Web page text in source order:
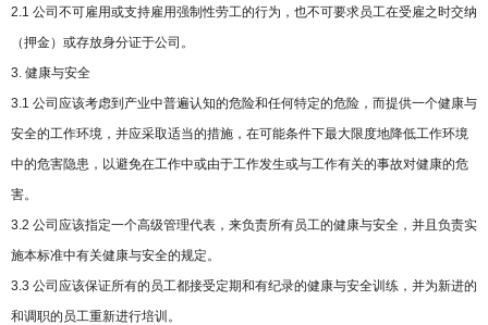
2.1 公司不可雇用或支持雇用强制性劳工的行为，也不可要求员工在受雇之时交纳
（押金）或存放身分证于公司。
3. 健康与安全
3.1 公司应该考虑到产业中普遍认知的危险和任何特定的危险，而提供一个健康与
安全的工作环境，并应采取适当的措施，在可能条件下最大限度地降低工作环境
中的危害隐患，以避免在工作中或由于工作发生或与工作有关的事故对健康的危
害。
3.2 公司应该指定一个高级管理代表，来负责所有员工的健康与安全，并且负责实
施本标准中有关健康与安全的规定。
3.3 公司应该保证所有的员工都接受定期和有纪录的健康与安全训练，并为新进的
和调职的员工重新进行培训。